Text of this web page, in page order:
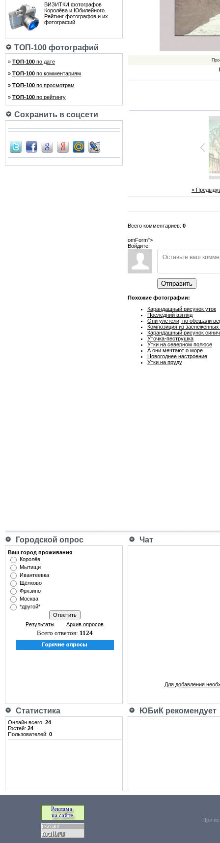
ВИЗИТКИ фотографов
Королёва и Юбилейного.
Рейтинг фотографов и их
фотографий
ТОП-100 фотографий
» ТОП-100 по дате
» ТОП-100 по комментариям
» ТОП-100 по просмотрам
» ТОП-100 по рейтингу
Сохранить в соцсети
«
Всего комментариев: 0
omForm">
Войдите:
Отправить
Похожие фотографии:
Карандашный рисунок уток
Последний взгляд
Они улетели, но обещали
Композиция из заснеженных
Карандашный рисунок
Уточка-пеструшка
Утки на северном полюсе
А они мечтают о море
Новогоднее настроение
Утки на пруду
Городской опрос Чат
Ваш город проживания
Королёв
Мытищи
Ивантеевка
Щёлково
Фрязино
Москва
*другой*
Результаты Архив опросов
Всего ответов: 1124
Для добавления
Статистика ЮБиК рекомендует
Онлайн всего: 24
Гостей: 24
Пользователей: 0
При